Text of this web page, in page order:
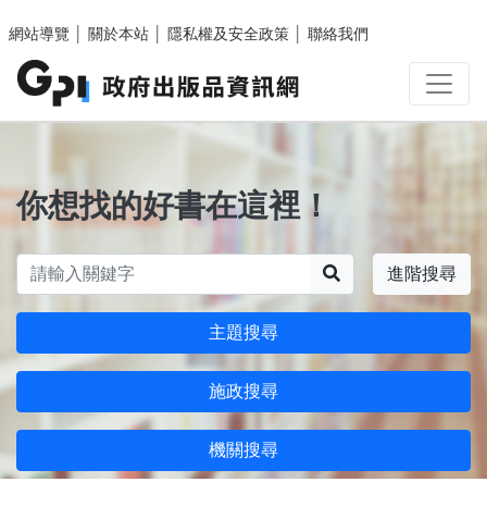
網站導覽
關於本站 隱私權及安全政策 聯絡我們
你想找的好書在這裡！
進階搜尋
主題搜尋
施政搜尋
機關搜尋